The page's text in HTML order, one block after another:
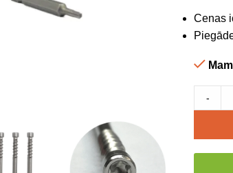
Cenas
-